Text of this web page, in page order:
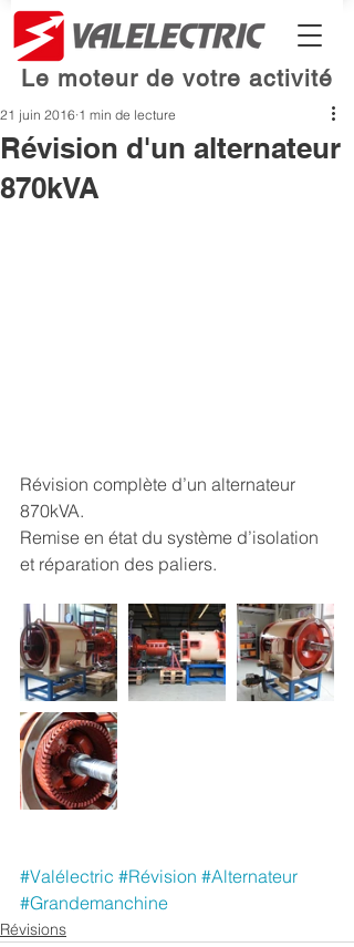
Le moteur de votre activité
Révision d'un alternateur
870kVA
21 juin 2016 1 min de lecture
Révision complète d’un alternateur
870kVA.
Remise en état du système d’isolation
et réparation des paliers.
#Valélectric #Révision #Alternateur
#Grandemanchine
Révisions